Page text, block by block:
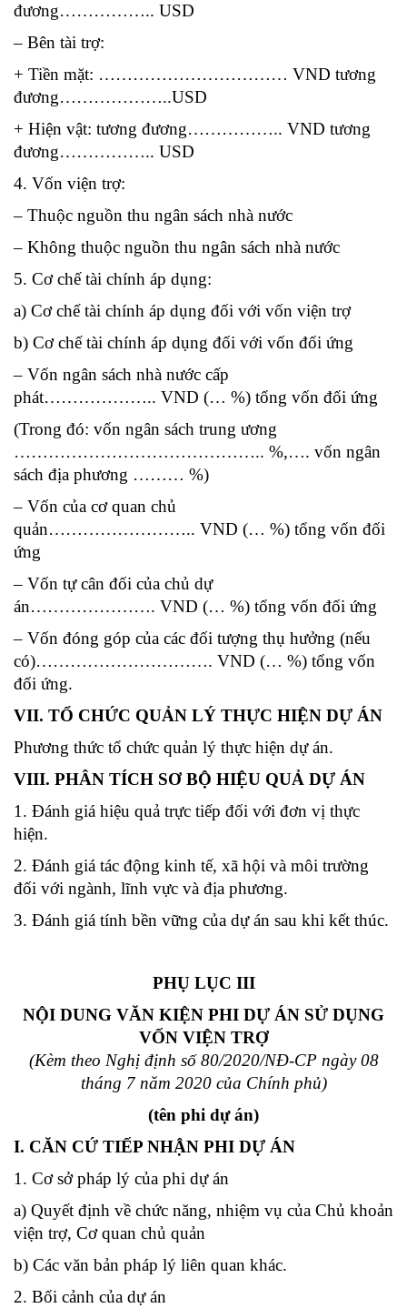
đương…………….. USD
– Bên tài trợ:
+ Tiền mặt: …………………………… VND tương
đương………………..USD
+ Hiện vật: tương đương…………….. VND tương
đương…………….. USD
4. Vốn viện trợ:
– Thuộc nguồn thu ngân sách nhà nước
– Không thuộc nguồn thu ngân sách nhà nước
5. Cơ chế tài chính áp dụng:
a) Cơ chế tài chính áp dụng đối với vốn viện trợ
b) Cơ chế tài chính áp dụng đối với vốn đối ứng
– Vốn ngân sách nhà nước cấp
phát……………….. VND (… %) tổng vốn đối ứng
(Trong đó: vốn ngân sách trung ương
…………………………………….. %,…. vốn ngân
sách địa phương ……… %)
– Vốn của cơ quan chủ
quản…………………….. VND (… %) tổng vốn đối
ứng
– Vốn tự cân đối của chủ dự
án…………………. VND (… %) tổng vốn đối ứng
– Vốn đóng góp của các đối tượng thụ hưởng (nếu
có)…………………………. VND (… %) tổng vốn
đối ứng.
VII. TỔ CHỨC QUẢN LÝ THỰC HIỆN DỰ ÁN
Phương thức tổ chức quản lý thực hiện dự án.
VIII. PHÂN TÍCH SƠ BỘ HIỆU QUẢ DỰ ÁN
1. Đánh giá hiệu quả trực tiếp đối với đơn vị thực
hiện.
2. Đánh giá tác động kinh tế, xã hội và môi trường
đối với ngành, lĩnh vực và địa phương.
3. Đánh giá tính bền vững của dự án sau khi kết thúc.
PHỤ LỤC III
NỘI DUNG VĂN KIỆN PHI DỰ ÁN SỬ DỤNG
VỐN VIỆN TRỢ
(Kèm theo Nghị định số 80/2020/NĐ-CP ngày 08
tháng 7 năm 2020 của Chính phủ)
(tên phi dự án)
I. CĂN CỨ TIẾP NHẬN PHI DỰ ÁN
1. Cơ sở pháp lý của phi dự án
a) Quyết định về chức năng, nhiệm vụ của Chủ khoản
viện trợ, Cơ quan chủ quản
b) Các văn bản pháp lý liên quan khác.
2. Bối cảnh của dự án